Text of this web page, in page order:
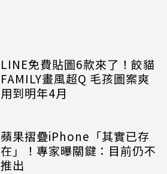
LINE免費貼圖6款來了！餃貓
FAMILY畫風超Q 毛孩圖案爽
用到明年4月
蘋果摺疊iPhone「其實已存
在」！專家曝關鍵：目前仍不
推出